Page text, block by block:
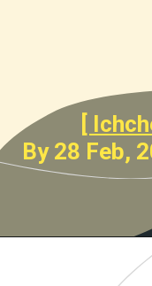
[
By 28 Feb,